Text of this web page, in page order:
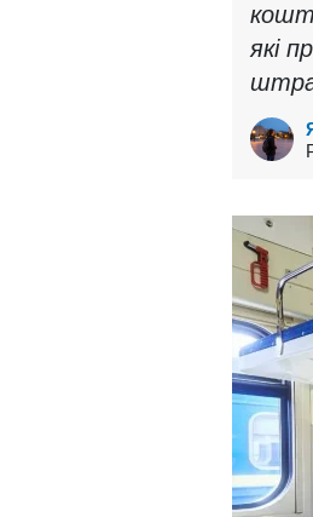
які